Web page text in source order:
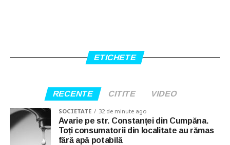
ETICHETE
RECENTE CITITE VIDEO
SOCIETATE 32 de minute ago
Avarie pe str. Constanței din Cumpăna.
Toți consumatorii din localitate au rămas
fără apă potabilă